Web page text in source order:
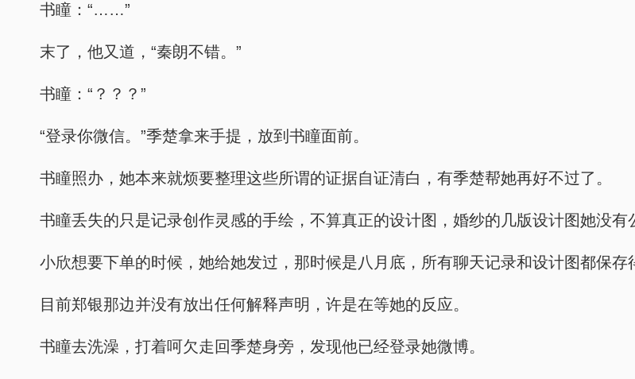
书瞳：“……”
末了，他又道，“秦朗不错。”
书瞳：“？？？”
“登录你微信。”季楚拿来手提，放到书瞳面前。
书瞳照办，她本来就烦要整理这些所谓的证据自证清白，有季楚帮她再好不过了。
书瞳丢失的只是记录创作灵感的手绘，不算真正的设计图，婚纱的几版设计图她没有
小欣想要下单的时候，她给她发过，那时候是八月底，所有聊天记录和设计图都保存
目前郑银那边并没有放出任何解释声明，许是在等她的反应。
书瞳去洗澡，打着呵欠走回季楚身旁，发现他已经登录她微博。